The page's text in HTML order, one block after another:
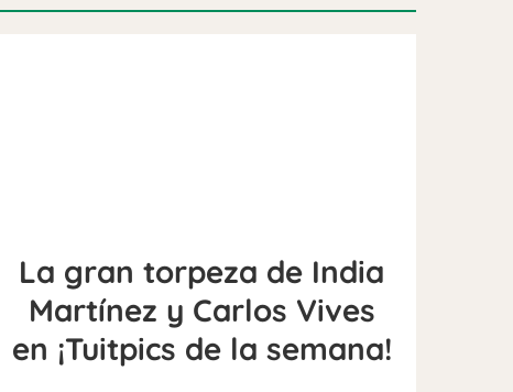
La gran torpeza de India
Martínez y Carlos Vives
en ¡Tuitpics de la semana!